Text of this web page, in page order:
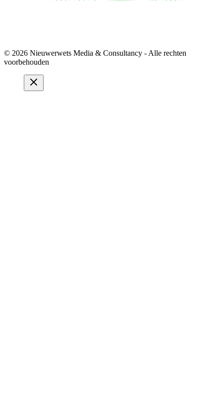
© 2026 Nieuwerwets Media & Consultancy - Alle rechten
voorbehouden